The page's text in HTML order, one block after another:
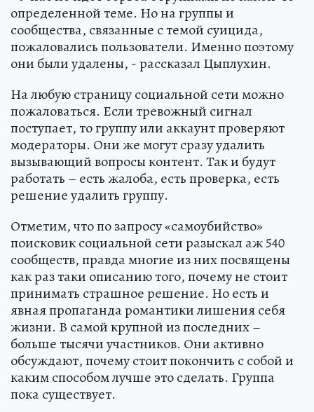
определенной теме. Но на группы и
сообщества, связанные с темой суицида,
пожаловались пользователи. Именно поэтому
они были удалены, - рассказал Цыплухин.
На любую страницу социальной сети можно
пожаловаться. Если тревожный сигнал
поступает, то группу или аккаунт проверяют
модераторы. Они же могут сразу удалить
вызывающий вопросы контент. Так и будут
работать – есть жалоба, есть проверка, есть
решение удалить группу.
Отметим, что по запросу «самоубийство»
поисковик социальной сети разыскал аж 540
сообществ, правда многие из них посвящены
как раз таки описанию того, почему не стоит
принимать страшное решение. Но есть и
явная пропаганда романтики лишения себя
жизни. В самой крупной из последних –
больше тысячи участников. Они активно
обсуждают, почему стоит покончить с собой и
каким способом лучше это сделать. Группа
пока существует.